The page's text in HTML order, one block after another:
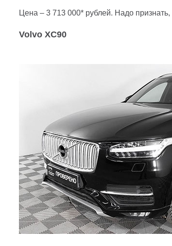
Цена – 3 713 000* рублей. Надо признать,
Volvo XC90